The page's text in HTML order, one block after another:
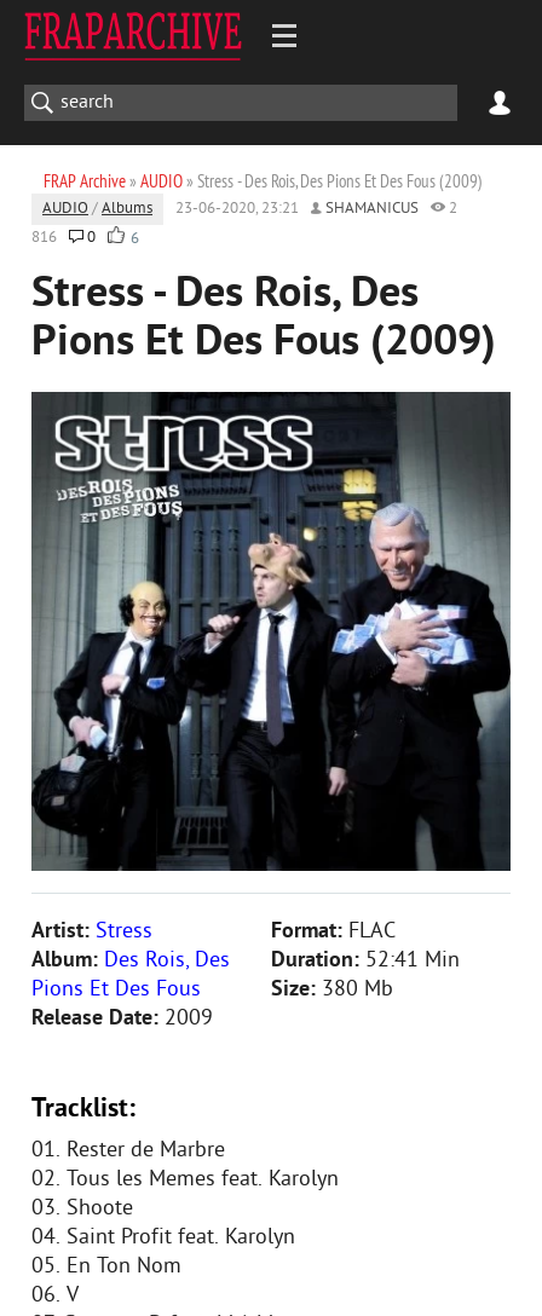
FRAP Archive» AUDIO» Stress - Des Rois, Des Pions Et Des Fous (2009)
AUDIO /Albums 23-06-2020, 23:21 SHAMANICUS
2
816
0 6
Stress - Des Rois, Des
Pions Et Des Fous (2009)
Artist: Stress
Album: Des Rois, Des
Pions Et Des Fous
Release Date: 2009
Format: FLAC
Duration: 52:41 Min
Size: 380 Mb
Tracklist:
01. Rester de Marbre
02. Tous les Memes feat. Karolyn
03. Shoote
04. Saint Profit feat. Karolyn
05. En Ton Nom
06. V